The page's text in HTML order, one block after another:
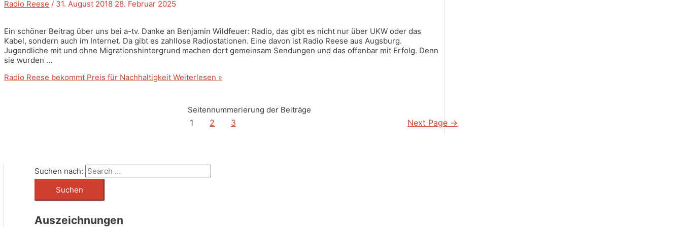
Radio Reese / 31. August 2018 28. Februar 2025
Ein schöner Beitrag über uns bei a-tv. Danke an Benjamin Wildfeuer: Radio, das gibt es nicht nur über UKW oder das
Kabel, sondern auch im Internet. Da gibt es zahllose Radiostationen. Eine davon ist Radio Reese aus Augsburg.
Jugendliche mit und ohne Migrationshintergrund machen dort gemeinsam Sendungen und das offenbar mit Erfolg. Denn
sie wurden …
Radio Reese bekommt Preis für Nachhaltigkeit Weiterlesen »
Seitennummerierung der Beiträge
1
2 3 Next Page →
Suchen nach:
Auszeichnungen